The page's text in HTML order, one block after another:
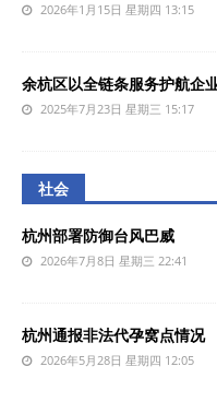
2026年1月15日 星期四 13:15
余杭区以全链条服务护航企
2025年7月23日 星期三 15:17
社会
杭州部署防御台风巴威
2026年7月8日 星期三 22:41
杭州通报非法代孕窝点情况
2026年5月28日 星期四 12:05